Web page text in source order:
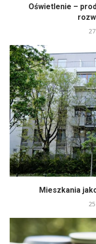
Oświetlenie –
Mieszkania